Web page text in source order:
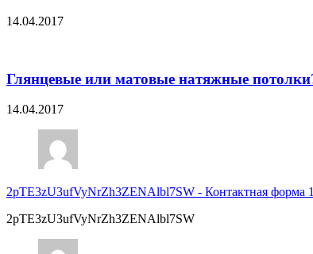
14.04.2017
Глянцевые или матовые натяжные
14.04.2017
2pTE3zU3ufVyNrZh3ZENAlbl7SW - Контактная форма 1
2pTE3zU3ufVyNrZh3ZENAlbl7SW